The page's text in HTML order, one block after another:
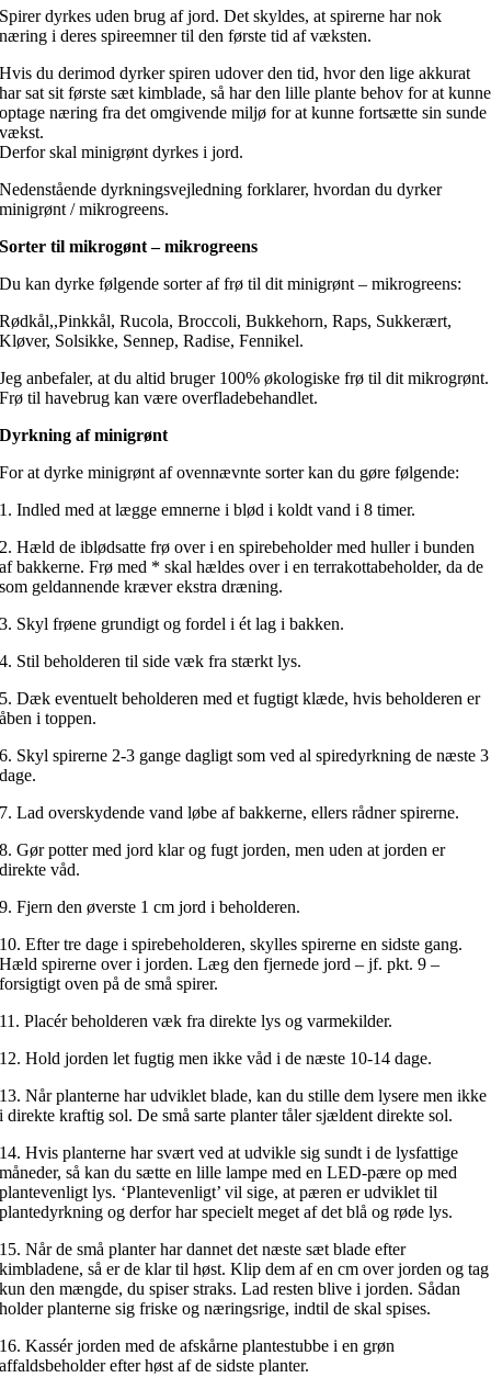
Spirer dyrkes uden brug af jord. Det skyldes, at spirerne har nok
næring i deres spireemner til den første tid af væksten.
Hvis du derimod dyrker spiren udover den tid, hvor den lige akkurat
har sat sit første sæt kimblade, så har den lille plante behov for at kunne
optage næring fra det omgivende miljø for at kunne fortsætte sin sunde
vækst.
Derfor skal minigrønt dyrkes i jord.
Nedenstående dyrkningsvejledning forklarer, hvordan du dyrker
minigrønt / mikrogreens.
Sorter til mikrogønt – mikrogreens
Du kan dyrke følgende sorter af frø til dit minigrønt – mikrogreens:
Rødkål,,Pinkkål, Rucola, Broccoli, Bukkehorn, Raps, Sukkerært,
Kløver, Solsikke, Sennep, Radise, Fennikel.
Jeg anbefaler, at du altid bruger 100% økologiske frø til dit mikrogrønt.
Frø til havebrug kan være overfladebehandlet.
Dyrkning af minigrønt
For at dyrke minigrønt af ovennævnte sorter kan du gøre følgende:
1. Indled med at lægge emnerne i blød i koldt vand i 8 timer.
2. Hæld de iblødsatte frø over i en spirebeholder med huller i bunden
af bakkerne. Frø med * skal hældes over i en terrakottabeholder, da de
som geldannende kræver ekstra dræning.
3. Skyl frøene grundigt og fordel i ét lag i bakken.
4. Stil beholderen til side væk fra stærkt lys.
5. Dæk eventuelt beholderen med et fugtigt klæde, hvis beholderen er
åben i toppen.
6. Skyl spirerne 2-3 gange dagligt som ved al spiredyrkning de næste 3
dage.
7. Lad overskydende vand løbe af bakkerne, ellers rådner spirerne.
8. Gør potter med jord klar og fugt jorden, men uden at jorden er
direkte våd.
9. Fjern den øverste 1 cm jord i beholderen.
10. Efter tre dage i spirebeholderen, skylles spirerne en sidste gang.
Hæld spirerne over i jorden. Læg den fjernede jord – jf. pkt. 9 –
forsigtigt oven på de små spirer.
11. Placér beholderen væk fra direkte lys og varmekilder.
12. Hold jorden let fugtig men ikke våd i de næste 10-14 dage.
13. Når planterne har udviklet blade, kan du stille dem lysere men ikke
i direkte kraftig sol. De små sarte planter tåler sjældent direkte sol.
14. Hvis planterne har svært ved at udvikle sig sundt i de lysfattige
måneder, så kan du sætte en lille lampe med en LED-pære op med
plantevenligt lys. ‘Plantevenligt’ vil sige, at pæren er udviklet til
plantedyrkning og derfor har specielt meget af det blå og røde lys.
15. Når de små planter har dannet det næste sæt blade efter
kimbladene, så er de klar til høst. Klip dem af en cm over jorden og tag
kun den mængde, du spiser straks. Lad resten blive i jorden. Sådan
holder planterne sig friske og næringsrige, indtil de skal spises.
16. Kassér jorden med de afskårne plantestubbe i en grøn
affaldsbeholder efter høst af de sidste planter.